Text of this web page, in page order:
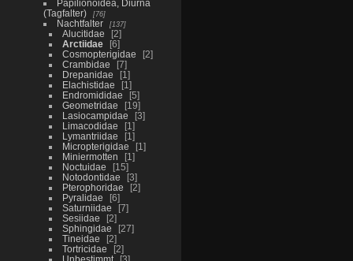
Papilionoidea, Diurna
(Tagfalter)
76
Nachtfalter 137
Alucitidae
2
Arctiidae
6
Cosmopterigidae
2
Crambidae
7
Drepanidae
1
Elachistidae
1
Endromididae
5
Geometridae
19
Lasiocampidae
3
Limacodidae
1
Lymantriidae
1
Micropterigidae
1
Miniermotten
1
Noctuidae
15
Notodontidae
3
Pterophoridae
2
Pyralidae
6
Saturniidae
7
Sesiidae
2
Sphingidae
27
Tineidae
2
Tortricidae
2
Unbestimmt
3